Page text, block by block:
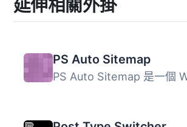
延伸相關外掛
PS Auto Sitemap